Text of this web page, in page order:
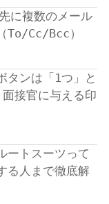
に複数のメール
To/Cc/Bcc）
タンは「1つ」と
面接官に与える印
ートスーツって
る人まで徹底解